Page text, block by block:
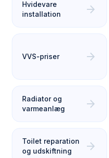
Hvidevare
installation
arrow_forward
VVS-priser arrow_forward
Radiator og
varmeanlæg
arrow_forward
Toilet reparation
og udskiftning
arrow_forward